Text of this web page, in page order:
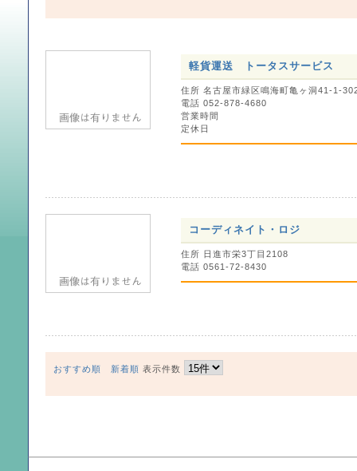
軽貨運送 トータスサービス
住所 名古屋市緑区鳴海町亀ヶ洞41-1-
電話 052-878-4680
営業時間
定休日
コーディネイト・ロジ
住所 日進市栄3丁目2108
電話 0561-72-8430
おすすめ順 新着順 表示件数